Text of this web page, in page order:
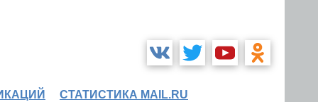
СТАТИСТИКА MAIL.RU